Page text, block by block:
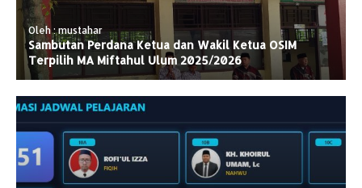
Oleh : mustahar
Sambutan Perdana Ketua dan Wakil Ketua OSIM
Terpilih MA Miftahul Ulum 2025/2026